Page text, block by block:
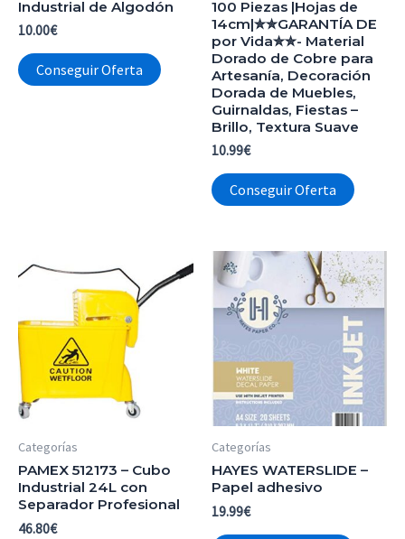
Industrial de Algodón
10.00€
Conseguir Oferta
100 Piezas |Hojas de
14cm|✮✮GARANTÍA DE
por Vida✮✮- Material
Dorado de Cobre para
Artesanía, Decoración
Dorada de Muebles,
Guirnaldas, Fiestas –
Brillo, Textura Suave
10.99€
Conseguir Oferta
Categorías
PAMEX 512173 – Cubo
Industrial 24L con
Separador Profesional
46.80€
Categorías
HAYES WATERSLIDE –
Papel adhesivo
19.99€